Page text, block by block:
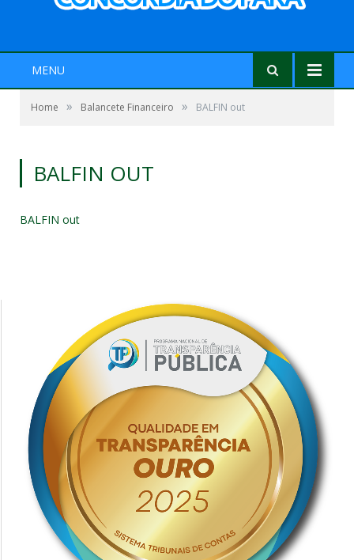
MENU
Home » Balancete Financeiro » BALFIN out
BALFIN OUT
BALFIN out